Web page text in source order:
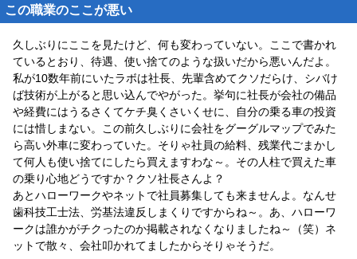
この職業のここが悪い
久しぶりにここを見たけど、何も変わっていない。ここで書かれ
ているとおり、待遇、使い捨てのような扱いだから悪いんだよ。
私が10数年前にいたラボは社長、先輩含めてクソだらけ、シバけ
ば技術が上がると思い込んでやがった。挙句に社長が会社の備品
や経費にはうるさくてケチ臭くさいくせに、自分の乗る車の投資
には惜しまない。この前久しぶりに会社をグーグルマップでみた
ら高い外車に変わっていた。そりゃ社員の給料、残業代ごまかし
て何人も使い捨てにしたら買えますわな～。その人柱で買えた車
の乗り心地どうですか？クソ社長さんよ？
あとハローワークやネットで社員募集しても来ませんよ。なんせ
歯科技工士法、労基法違反しまくりですからね～。あ、ハローワ
ークは誰かがチクったのか掲載されなくなりましたね～（笑）ネ
ットで散々、会社叩かれてましたからそりゃそうだ。